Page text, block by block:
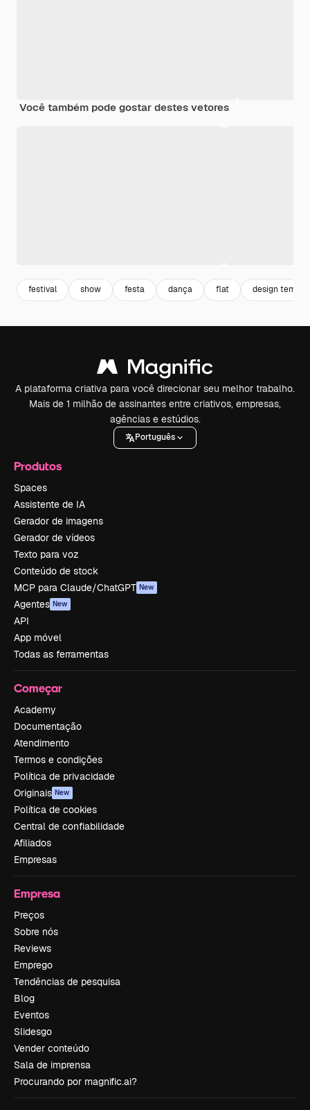
Você também pode gostar destes vetores
festival show festa dança flat design
A plataforma criativa para você direcionar seu melhor trabalho.
Mais de 1 milhão de assinantes entre criativos, empresas,
agências e estúdios.
Português
Produtos
Spaces
Assistente de IA
Gerador de imagens
Gerador de vídeos
Texto para voz
Conteúdo de stock
MCP para Claude/ChatGPT New
Agentes New
API
App móvel
Todas as ferramentas
Começar
Academy
Documentação
Atendimento
Termos e condições
Política de privacidade
Originais New
Política de cookies
Central de confiabilidade
Afiliados
Empresas
Empresa
Preços
Sobre nós
Reviews
Emprego
Tendências de pesquisa
Blog
Eventos
Slidesgo
Vender conteúdo
Sala de imprensa
Procurando por magnific.ai?